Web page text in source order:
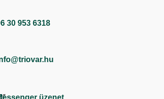
30 953 6318
üzenet